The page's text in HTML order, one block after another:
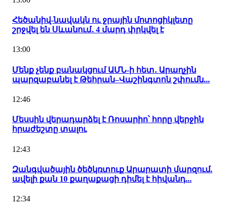
Հեծանիվ-նավակն ու ջրային մոտոցիկլետը
շրջվել են Սևանում․ 4 մարդ փրկվել է
13:00
Մենք չենք բանակցում ԱՄՆ-ի հետ․ Արաղչին
պարզաբանել է Թեհրան–Վաշինգտոն շփումն...
12:46
Մեսսին վերադարձել է Ռոսարիո՝ հորը վերջին
հրաժեշտը տալու
12:43
Զանգվածային ծեծկռտուք Արարատի մարզում.
ավելի քան 10 քաղաքացի դիմել է հիվանդ...
12:34